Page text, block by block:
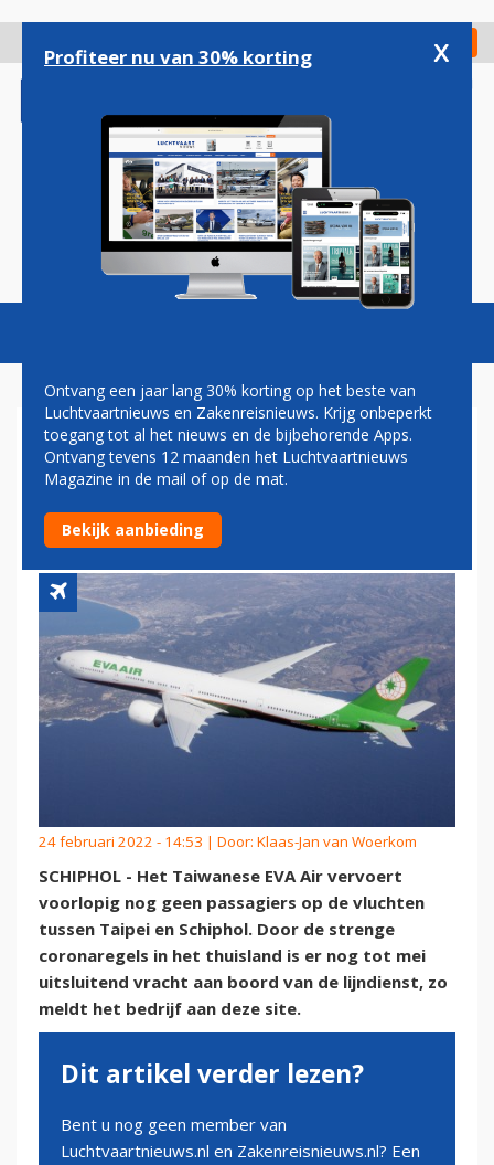
gaan
Check in
Magazine Podcasts Vacatures
EVA AIR: VOORLOPIG NOG
GEEN PASSAGIERSVLUCHTEN
RICHTING SCHIPHOL
24 februari 2022 - 14:53 | Door: Klaas-Jan van Woerkom
SCHIPHOL - Het Taiwanese EVA Air vervoert
voorlopig nog geen passagiers op de vluchten
tussen Taipei en Schiphol. Door de strenge
coronaregels in het thuisland is er nog tot mei
uitsluitend vracht aan boord van de lijndienst, zo
meldt het bedrijf aan deze site.
Dit artikel verder lezen?
Bent u nog geen member van
Luchtvaartnieuws.nl en Zakenreisnieuws.nl? Een
Profiteer nu van 30% korting x
Ontvang een jaar lang 30% korting op het beste van
Luchtvaartnieuws en Zakenreisnieuws. Krijg onbeperkt
toegang tot al het nieuws en de bijbehorende Apps.
Ontvang tevens 12 maanden het Luchtvaartnieuws
Magazine in de mail of op de mat.
Bekijk aanbieding